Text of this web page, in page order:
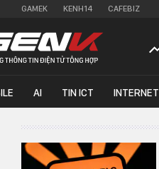
GAMEK KENH14 CAFEBIZ
AI TIN ICT INTERNET